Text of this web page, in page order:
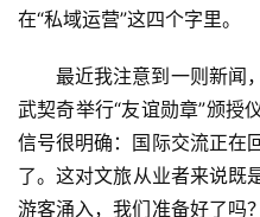
在“私域运营”这四个字里。
最近我注意到一则新闻
武契奇举行“友谊勋章”颁授
信号很明确：国际交流正在
了。这对文旅从业者来说
游客涌入，我们准备好了吗